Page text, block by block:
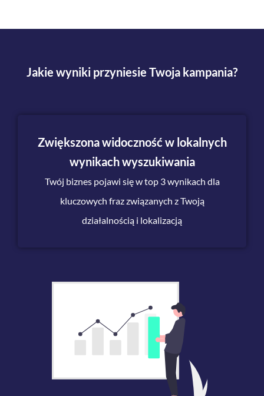
Jakie wyniki przyniesie Twoja kampania?
Zwiększona widoczność w lokalnych
wynikach wyszukiwania
Twój biznes pojawi się w top 3 wynikach dla
kluczowych fraz związanych z Twoją
działalnością i lokalizacją